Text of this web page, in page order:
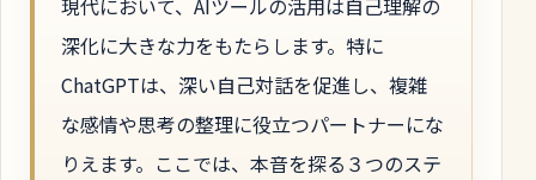
深化に大きな力をもたらします。特に
ChatGPTは、深い自己対話を促進し、複雑
な感情や思考の整理に役立つパートナーにな
りえます。ここでは、本音を探る３つのステ